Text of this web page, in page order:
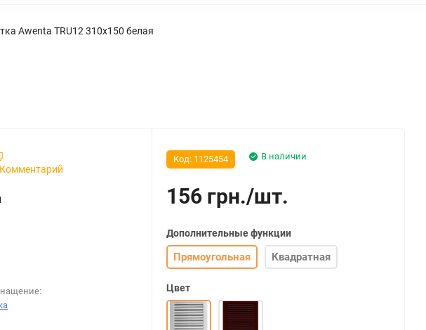
Awenta TRU12 310х150 белая
В наличии
Код: 1125454
156 грн./шт.
Дополнительные функции
Прямоугольная Квадратная
Цвет